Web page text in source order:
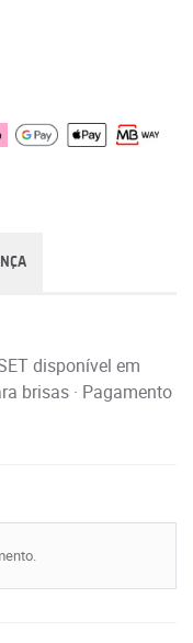
disponível em
brisas · Pagamento